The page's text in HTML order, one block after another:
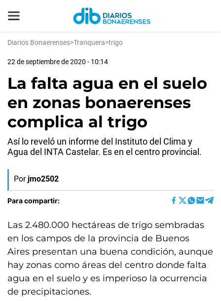
Diarios Bonaerenses>Tranquera>trigo
22 de septiembre de 2020 - 10:14
La falta agua en el suelo
en zonas bonaerenses
complica al trigo
Así lo reveló un informe del Instituto del Clima y
Agua del INTA Castelar. Es en el centro provincial.
Por jmo2502
Para compartir:
Las 2.480.000 hectáreas de trigo sembradas
en los campos de la provincia de Buenos
Aires presentan una buena condición, aunque
hay zonas como áreas del centro donde falta
agua en el suelo y es imperioso la ocurrencia
de precipitaciones.